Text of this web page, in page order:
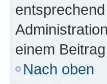
einem
Nach oben